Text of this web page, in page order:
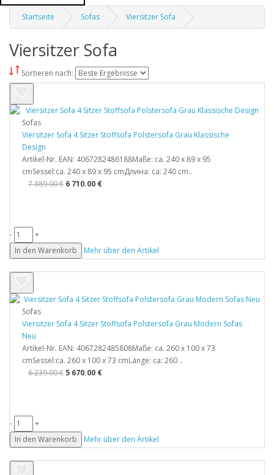
Startseite Sofas Viersitzer Sofa
Viersitzer Sofa
Sortieren nach:
Sofas
Viersitzer Sofa 4 Sitzer Stoffsofa Polstersofa Grau Klassischе
Design
Artikel-Nr. EAN: 4067282486188Maße: ca. 240 x 89 x 95
cmSessel:ca. 240 x 89 x 95 cmДлина: ca: 240 cm..
7 389.00 € 6 710.00 €
-
+
In den Warenkorb
Mehr über den Artikel
Sofas
Viersitzer Sofa 4 Sitzer Stoffsofa Polstersofa Grau Modern Sofas
Neu
Artikel-Nr. EAN: 4067282485808Maße: ca. 260 x 100 x 73
cmSessel:ca. 260 x 100 x 73 cmLänge: ca: 260 ..
6 239.00 € 5 670.00 €
-
+
In den Warenkorb
Mehr über den Artikel